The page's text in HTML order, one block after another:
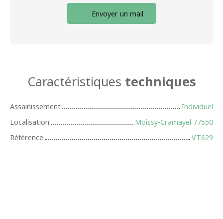
Envoyer un mail
Caractéristiques techniques
Assainissement
Individuel
Localisation
Moissy-Cramayel 77550
Référence
VT629